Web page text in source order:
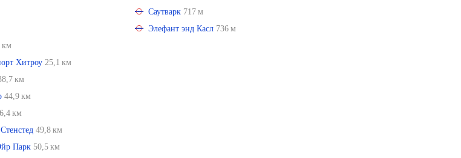
км
Хитроу 25,1 км
км
44,9 км
км
49,8 км
Парк 50,5 км
Саутварк 717 м
Элефант энд Касл 736 м